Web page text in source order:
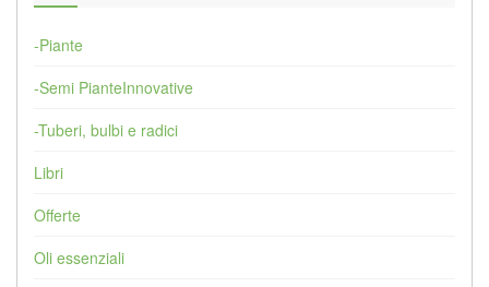
-Piante
-Semi PianteInnovative
-Tuberi, bulbi e radici
Libri
Offerte
Oli essenziali